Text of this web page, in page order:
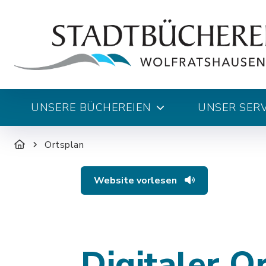
UNSERE BÜCHEREIEN UNSER
Ortsplan
Website vorlesen